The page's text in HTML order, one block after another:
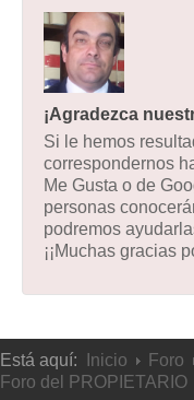
¡Agradezca
Si le hemos
correspondernos
Me Gusta o de
personas
podremos
¡¡Muchas gracias
Está aquí: Inicio Foro
Foro del PROPIETARIO